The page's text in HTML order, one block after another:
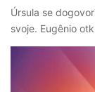
Úrsula se
svoje. Eugênio